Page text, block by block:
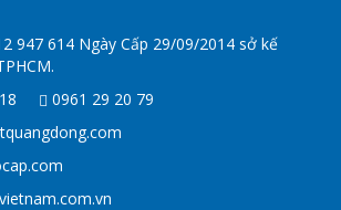
947 614 Ngày Cấp 29/09/2014 sở kế
18
0961 29 20 79